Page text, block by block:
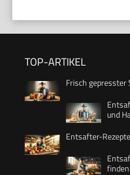
TOP-ARTIKEL
Frisch
und
Entsafter-
finden